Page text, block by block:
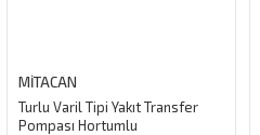
MİTACAN
Turlu Varil Tipi Yakıt Transfer
Pompası Hortumlu